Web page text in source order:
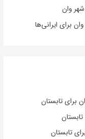
وان
برای تابستان
تابستان